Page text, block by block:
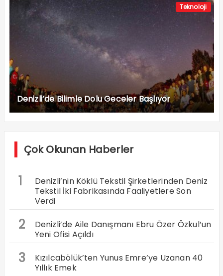
Teknoloji
Denizli’de Bilimle Dolu Geceler Başlıyor
Çok Okunan Haberler
1
Denizli’nin Köklü Tekstil Şirketlerinden Deniz
Tekstil İki Fabrikasında Faaliyetlere Son
Verdi
2
Denizli’de Aile Danışmanı Ebru Özer Özkul’un
Yeni Ofisi Açıldı
3
Kızılcabölük’ten Yunus Emre’ye Uzanan 40
Yıllık Emek